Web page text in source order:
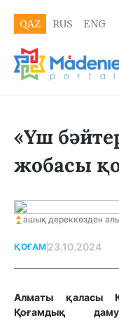
QAZ RUS ENG
«Үш
жобасы
ашық дереккөзден
ҚОҒАМ 23.10.2024
Алматы қаласы
Қоғамдық